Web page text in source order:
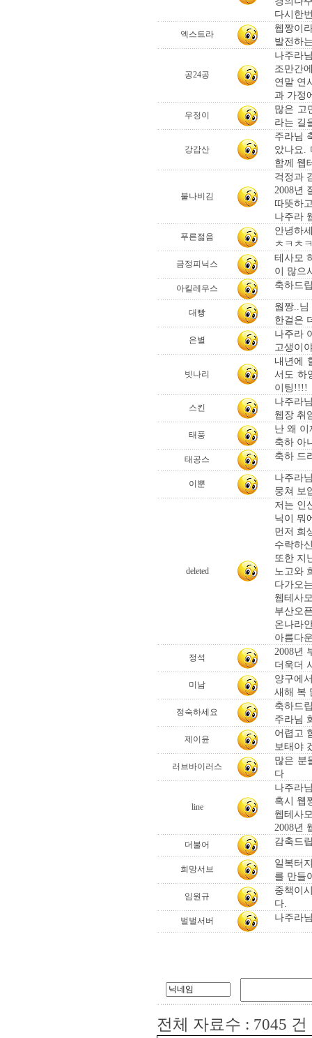
다시한
엑스트라
웹짱이
발전하
공24공
나주라
조만간
연말 연
과 가정
우정이
많은 고
라는 길
강감산
주라님
았나요.
함께 웹
불나비김
걱정과
2008년
따뜻하
나주라
푸른젊음
안녕하
ㅊㅋㅊ
금정피닉스
테사모
이 많으
아킬레우스 축하드
대빵
웝짱..
한걸은
은별
나주라
고생이
빗나리
내년에
서도 하
이팅!!!!
스킨
나주라
웹장 취
태풍
난 왜
축하 아
태공스 축하 드
이뿐
나주라
뭉쳐 보
deleted
저는 인
닉이 뭐
먼저 희
수락하
또한 지
노고와
다가오
웹테사
부산오
온나라
아름다
정석
2008년
더욱더
미남
양구에
새해 복
정숙하세요
축하드
주라님
제이윤
어렵고
보태야
러브바이러스
많은 분
다
line
나주라
혹시 웹
웹테사
2008년
더불어 감축드
희망서브
일복터
를 만들
임원규
중책이
다.
벌벌서버 나주라
전체 자료수 : 7045 건